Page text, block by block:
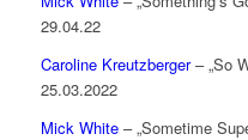
29.04.22
Caroline Kreutzberger– „So
25.03.2022
Mick White– „Sometime